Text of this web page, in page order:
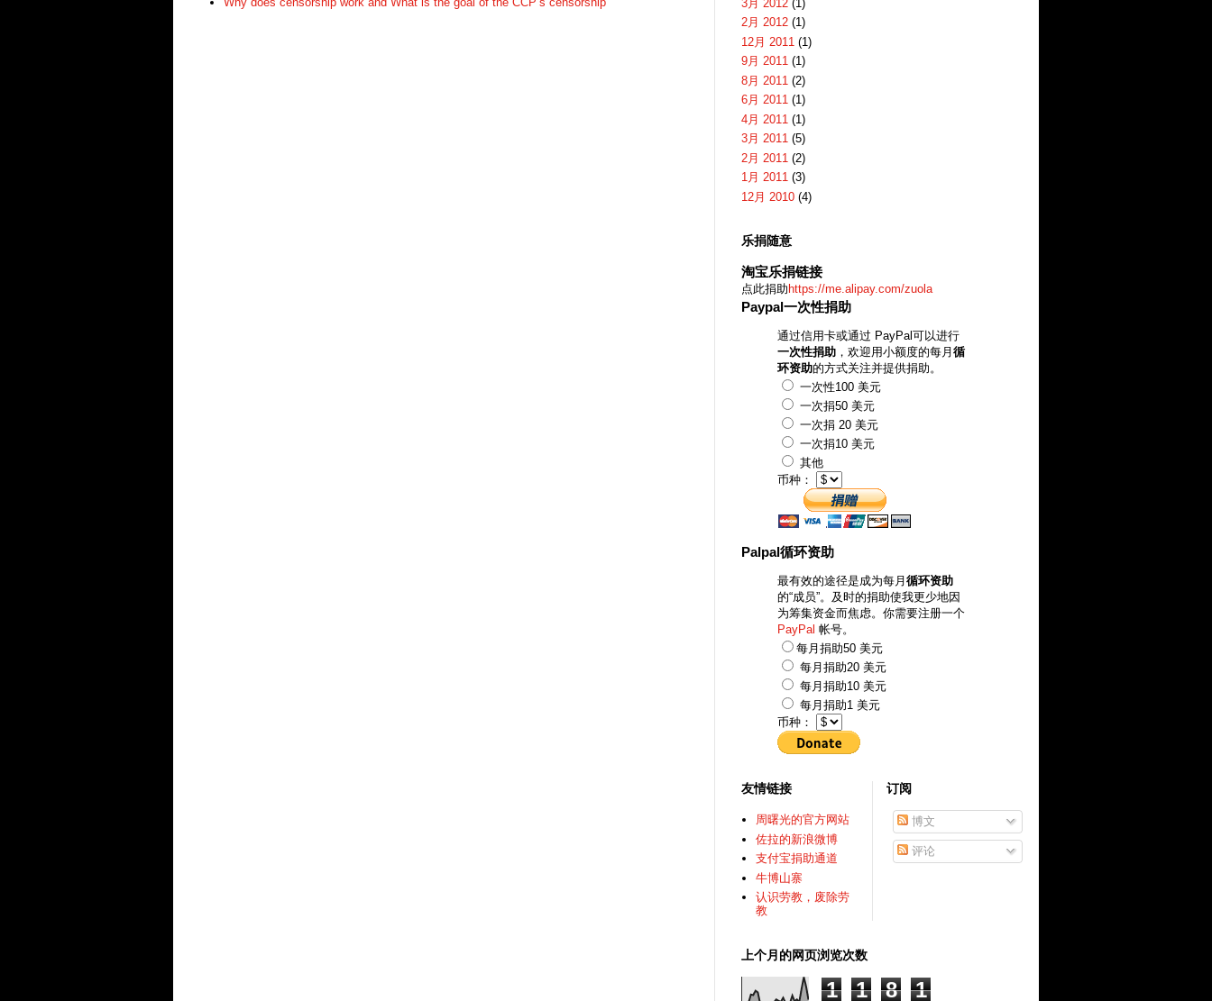
3月 2012 (1)
2月 2012 (1)
12月 2011 (1)
9月 2011 (1)
8月 2011 (2)
6月 2011 (1)
4月 2011 (1)
3月 2011 (5)
2月 2011 (2)
1月 2011 (3)
12月 2010 (4)
乐捐随意
淘宝乐捐链接
点此捐助 https://me.alipay.com/zuola
Paypal一次性捐助
通过信用卡或通过 PayPal可以进行
一次性捐助 ，欢迎用小额度的每月 循
环资助的方式关注并提供捐助。
一次性100 美元
一次捐50 美元
一次捐 20 美元
一次捐10 美元
其他
币种：
Palpal循环资助
最有效的途径是成为每月 循环资助
的“成员”。及时的捐助使我更少地因
为筹集资金而焦虑。你需要注册一个
PayPal 帐号。
每月捐助50 美元
每月捐助20 美元
每月捐助10 美元
每月捐助1 美元
币种：
友情链接
周曙光的官方网站
佐拉的新浪微博
支付宝捐助通道
牛博山寨
认识劳教，废除劳
教
订阅
博文
评论
上个月的网页浏览次数
1 1 8 1